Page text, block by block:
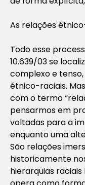
As relações
Todo esse
10.639/03 se
complexo e
étnico-raciais.
com o termo
pensarmos em
voltadas para a
enquanto uma
São relações
historicamente
hierarquias raciais